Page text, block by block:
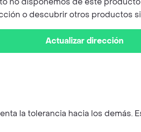
o descubrir otros productos
Actualizar dirección
la tolerancia hacia los demás.